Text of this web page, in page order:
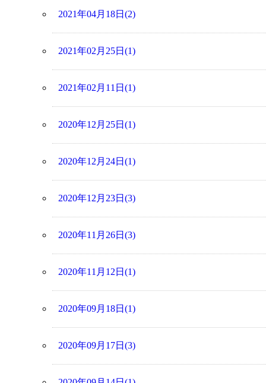
2021年04月18日(2)
2021年02月25日(1)
2021年02月11日(1)
2020年12月25日(1)
2020年12月24日(1)
2020年12月23日(3)
2020年11月26日(3)
2020年11月12日(1)
2020年09月18日(1)
2020年09月17日(3)